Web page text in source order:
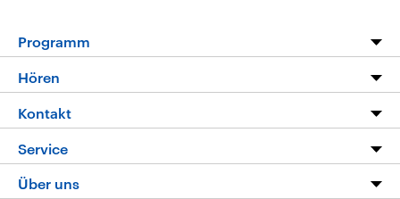
Programm
Die Nachrichten
Nachrichtenleicht
Neue Beiträge auf dlf.de
Hören
Livestream
Podcasts
Deutschlandfunk App
Kontakt
Service
FAQ
Über uns